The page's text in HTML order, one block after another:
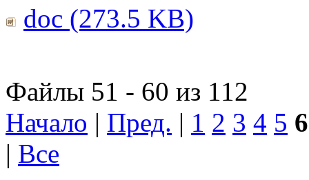
doc (273.5 KB)
Файлы 51 - 60 из 112
Начало | Пред. | 1 2 3 4 5 6
| Все